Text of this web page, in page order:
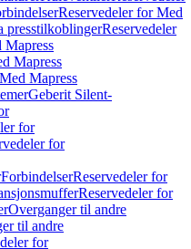
Reservedeler for Med
presstilkoblingerReservedeler
Mapress
Mapress
Med Mapress
Geberit Silent-
for
for
ForbindelserReservedeler for
Reservedeler for
Overganger til andre
til andre
for